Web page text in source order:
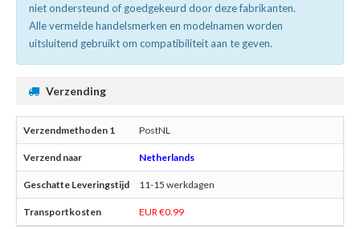
niet ondersteund of goedgekeurd door deze fabrikanten.
Alle vermelde handelsmerken en modelnamen worden
uitsluitend gebruikt om compatibiliteit aan te geven.
Verzending
PostNL
Netherlands
11-15 werkdagen
EUR €0.99